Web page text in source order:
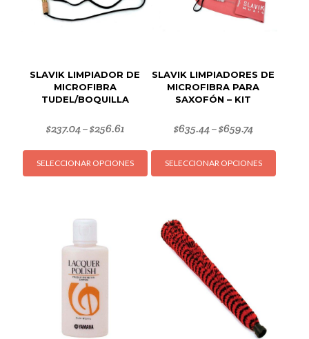
SLAVIK LIMPIADOR DE
MICROFIBRA
TUDEL/BOQUILLA
$237.04–$256.61
SELECCIONAR OPCIONES
Este
producto
Las
opciones
SLAVIK LIMPIADORES DE
MICROFIBRA PARA
SAXOFÓN – KIT
$635.44–$659.74
SELECCIONAR OPCIONES
Este